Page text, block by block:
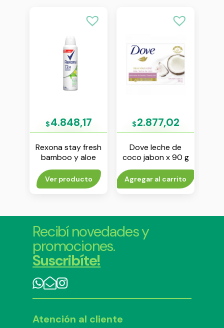
$4.848,17
Rexona stay fresh
bamboo y aloe
antitranspirante en
aerosol x 150 ml
Ver producto
$2.877,02
Dove leche de
coco jabon x 90 g
Agregar al carrito
Recibí novedades y
promociones.
Suscribíte!
Atención al cliente